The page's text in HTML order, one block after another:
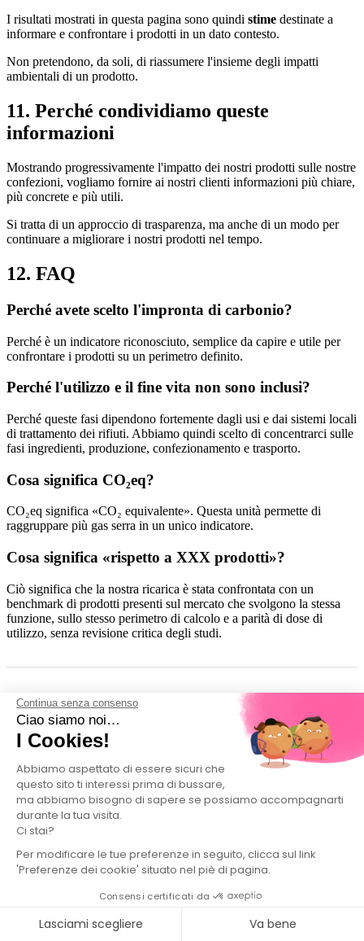
Continua senza consenso
Ciao siamo noi…
I Cookies!
Abbiamo aspettato di essere sicuri che
questo sito ti interessi prima di bussare,
ma abbiamo bisogno di sapere se possiamo accompagnarti
durante la tua visita.
Ci stai?
Per modificare le tue preferenze in seguito, clicca sul link
'Preferenze dei cookie' situato nel piè di pagina.
Consensi certificati da
Lasciami scegliere Va bene
I risultati mostrati in questa pagina sono quindi stime destinate a
informare e confrontare i prodotti in un dato contesto.
Non pretendono, da soli, di riassumere l'insieme degli impatti
ambientali di un prodotto.
11. Perché condividiamo queste
informazioni
Mostrando progressivamente l'impatto dei nostri prodotti sulle nostre
confezioni, vogliamo fornire ai nostri clienti informazioni più chiare,
più concrete e più utili.
Si tratta di un approccio di trasparenza, ma anche di un modo per
continuare a migliorare i nostri prodotti nel tempo.
12. FAQ
Perché avete scelto l'impronta di carbonio?
Perché è un indicatore riconosciuto, semplice da capire e utile per
confrontare i prodotti su un perimetro definito.
Perché l'utilizzo e il fine vita non sono inclusi?
Perché queste fasi dipendono fortemente dagli usi e dai sistemi locali
di trattamento dei rifiuti. Abbiamo quindi scelto di concentrarci sulle
fasi ingredienti, produzione, confezionamento e trasporto.
Cosa significa CO₂eq?
CO₂eq significa «CO₂ equivalente». Questa unità permette di
raggruppare più gas serra in un unico indicatore.
Cosa significa «rispetto a XXX prodotti»?
Ciò significa che la nostra ricarica è stata confrontata con un
benchmark di prodotti presenti sul mercato che svolgono la stessa
funzione, sullo stesso perimetro di calcolo e a parità di dose di
utilizzo, senza revisione critica degli studi.
Note
I valori mostrati corrispondono a stime dell'impronta di carbonio del
prodotto calcolate tramite ACV sul seguente perimetro:ingredienti,
produzione, confezionamento e trasporto.
La dicitura«XXX volte meno emissioni di carbonio»
confronto con un benchmark, sullo stesso perimetro di analisi.
Le fasi diutilizzo
I confronti sono realizzati a parità di dose di utilizzo tra prodotti che
svolgono la stessa funzione e senza revisione critica degli studi.